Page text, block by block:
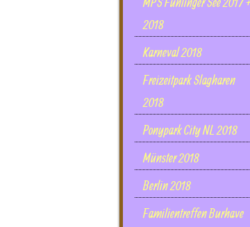
2018
Karneval 2018
Freizeitpark Slagharen
2018
Ponypark City NL 2018
Münster 2018
Berlin 2018
Familientreffen Burhave